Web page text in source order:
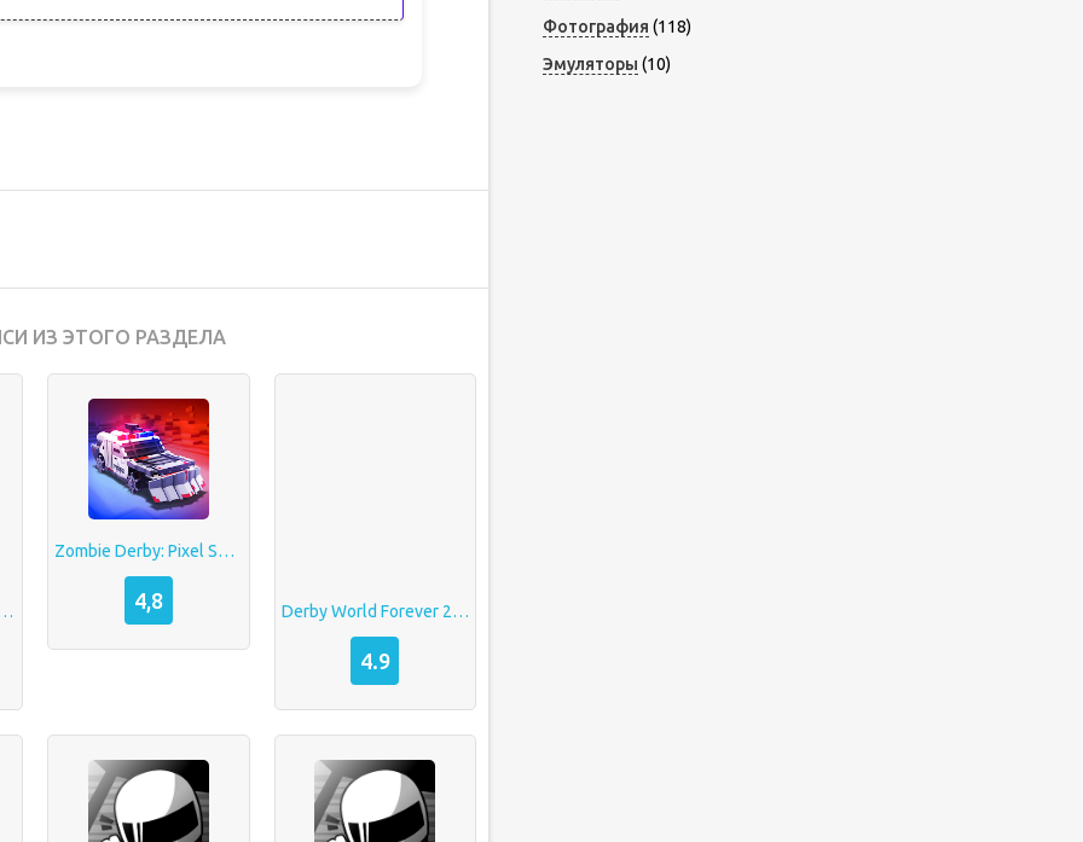
ИЗ ЭТОГО РАЗДЕЛА
3 Взлом
Zombie Derby: Pixel Survival взлом Много денег
4,8 Derby World Forever 2 (Полная версия)
4.9
Фотография (118)
Эмуляторы (10)